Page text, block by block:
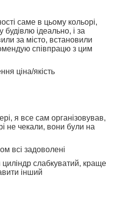
саме в цьому кольорі,
будівлю ідеально, і за
за місто, встановили
співпрацю з цим
ціна/якість
я все сам організовував,
не чекали, вони були на
всі задоволені
слабкуватий, краще
інший